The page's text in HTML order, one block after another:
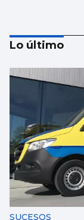
¿Para
Lo último
SUCESOS